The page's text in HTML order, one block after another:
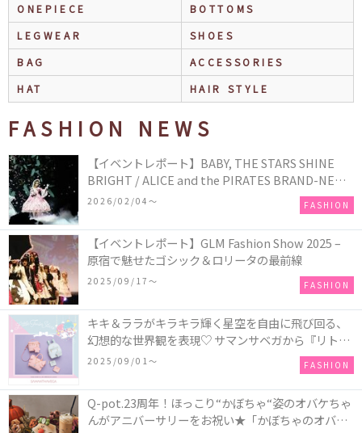
ONEPIECE
BOTTOMS
LEGWEAR
SHOES
BAG
ACCESSORIES
HAT
HAIR STYLE
FASHION NEWS
【イベントレポート】BABY, THE STARS SHINE
BRIGHT / ALICE and the PIRATES BRAND-NEW
COLLECTION in TOKYO
2026/02/04〜 FASHION
【イベントレポート】GLM Fashion Show 2025 –
原宿で魅せたゴシック＆ロリータの最前線
2025/09/17〜 FASHION
キキ＆ララがキラキラ輝く星空を自由に飛び回る、
幻想的な世界観を表現♡ サマンサベガから『リトル
ツインスターズ』50周年アニバーサリーイヤー』を
2025/09/01〜 FASHION
Q-pot.23周年！ほっこり“かぼちゃ“姿のオバケちゃ
んがアニバーサリーをお祝い★「かぼちゃのオバケ